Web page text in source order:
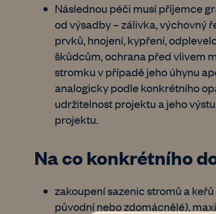
Následnou péči musí příjemce
od výsadby – zálivka, výchovný
prvků, hnojení, kypření,
škůdcům, ochrana před vlivem
stromku v případě jeho úhynu
analogicky podle konkrétního
udržitelnost projektu a jeho
projektu.
Na co konkrétního
zakoupení sazenic stromů a
původní nebo zdomácnělé),